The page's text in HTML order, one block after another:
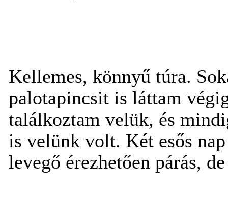
Kellemes, könnyű túra.
palotapincsit is láttam
találkoztam velük, és
is velünk volt. Két esős
levegő érezhetően párás,